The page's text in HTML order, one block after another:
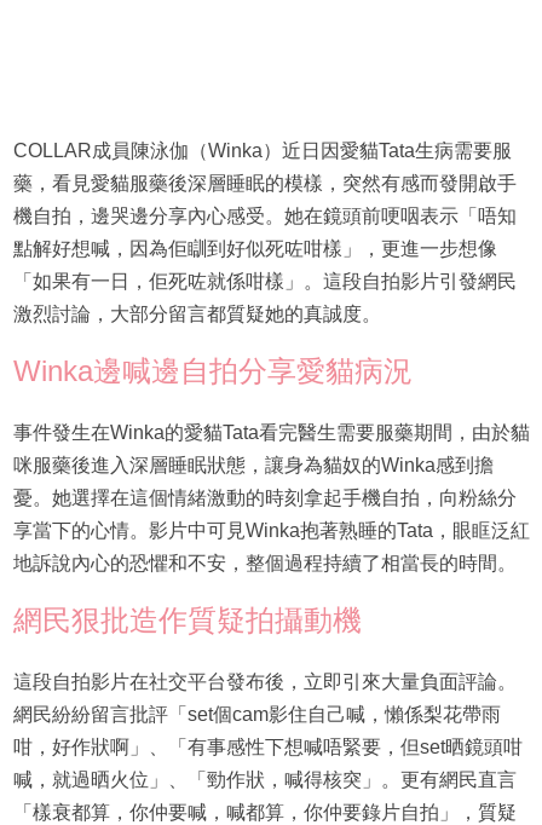
COLLAR成員陳泳伽（Winka）近日因愛貓Tata生病需要服
藥，看見愛貓服藥後深層睡眠的模樣，突然有感而發開啟手
機自拍，邊哭邊分享內心感受。她在鏡頭前哽咽表示「唔知
點解好想喊，因為佢瞓到好似死咗咁樣」，更進一步想像
「如果有一日，佢死咗就係咁樣」。這段自拍影片引發網民
激烈討論，大部分留言都質疑她的真誠度。
Winka邊喊邊自拍分享愛貓病況
事件發生在Winka的愛貓Tata看完醫生需要服藥期間，由於貓
咪服藥後進入深層睡眠狀態，讓身為貓奴的Winka感到擔
憂。她選擇在這個情緒激動的時刻拿起手機自拍，向粉絲分
享當下的心情。影片中可見Winka抱著熟睡的Tata，眼眶泛紅
地訴說內心的恐懼和不安，整個過程持續了相當長的時間。
網民狠批造作質疑拍攝動機
這段自拍影片在社交平台發布後，立即引來大量負面評論。
網民紛紛留言批評「set個cam影住自己喊，懶係梨花帶雨
咁，好作狀啊」、「有事感性下想喊唔緊要，但set晒鏡頭咁
喊，就過晒火位」、「勁作狀，喊得核突」。更有網民直言
「樣衰都算，你仲要喊，喊都算，你仲要錄片自拍」，質疑